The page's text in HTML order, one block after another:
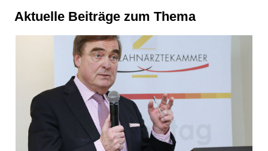
Aktuelle Beiträge zum Thema